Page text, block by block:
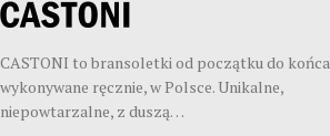
CASTONI to bransoletki od początku do końca
wykonywane ręcznie, w Polsce. Unikalne,
niepowtarzalne, z duszą…